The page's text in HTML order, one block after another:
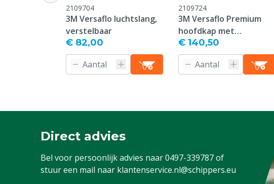
2109704
3M Versaflo luchtslang,
verstelbaar
€ 82,00
2109724
3M Versaflo Premium
hoofdkap met
schouderbedekking, S655
€ 140,50
Direct advies
Bel voor persoonlijk advies naar0497-339787of
stuur een mail naar klantenservice.nl@schippers.eu